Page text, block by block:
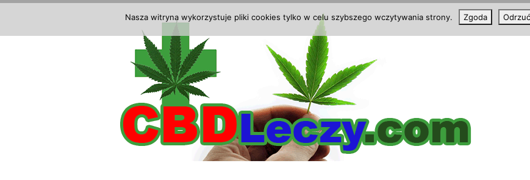
Nasza witryna wykorzystuje pliki cookies tylko w celu szybszego wczytywania strony. Zgoda